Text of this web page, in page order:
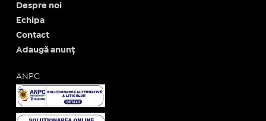
Despre noi
Echipa
Contact
Adaugă anunț
ANPC